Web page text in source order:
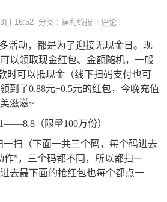
日 16:52 分类 : 福利线报 评论
活动，都是为了迎接无现金日。现
以领取现金红包、金额随机，一般
时可以抵现金（线下扫码支付也可
到了0.88元+0.5元的红包，今晚充值
滋滋~
（限量100万份）
一扫（下面一共三个码，每个码进去
作”，三个码都不同，所以都扫一
去最下面的抢红包也每个都点一